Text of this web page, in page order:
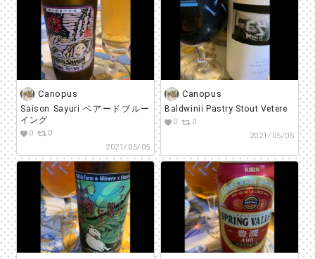
Canopus
Saison Sayuri ベアードブルー
イング
0
0
2021/05/05
Canopus
Baldwinii Pastry Stout Vetere
0
0
2021/05/05